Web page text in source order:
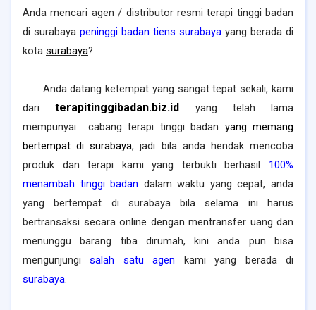
Anda mencari agen / distributor resmi terapi tinggi badan
di surabaya peninggi badan tiens surabaya yang berada di
kota surabaya?
Anda datang ketempat yang sangat tepat sekali, kami
dariterapitinggibadan.biz.id yang telah lama
mempunyai cabang terapi tinggi badan yang memang
bertempat di surabaya, jadi bila anda hendak mencoba
produk dan terapi kami yang terbukti berhasil 100%
menambah tinggi badan dalam waktu yang cepat, anda
yang bertempat di surabaya bila selama ini harus
bertransaksi secara online dengan mentransfer uang dan
menunggu barang tiba dirumah, kini anda pun bisa
mengunjungisalah satu agen kami yang berada di
surabaya.